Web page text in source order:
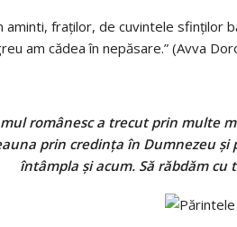
aminti, fraţilor, de cuvintele sfinţilor
am cădea în nepăsare.” (Avva
românesc a trecut prin multe
prin credinţa în Dumnezeu
întâmpla şi acum. Să răbdăm cu